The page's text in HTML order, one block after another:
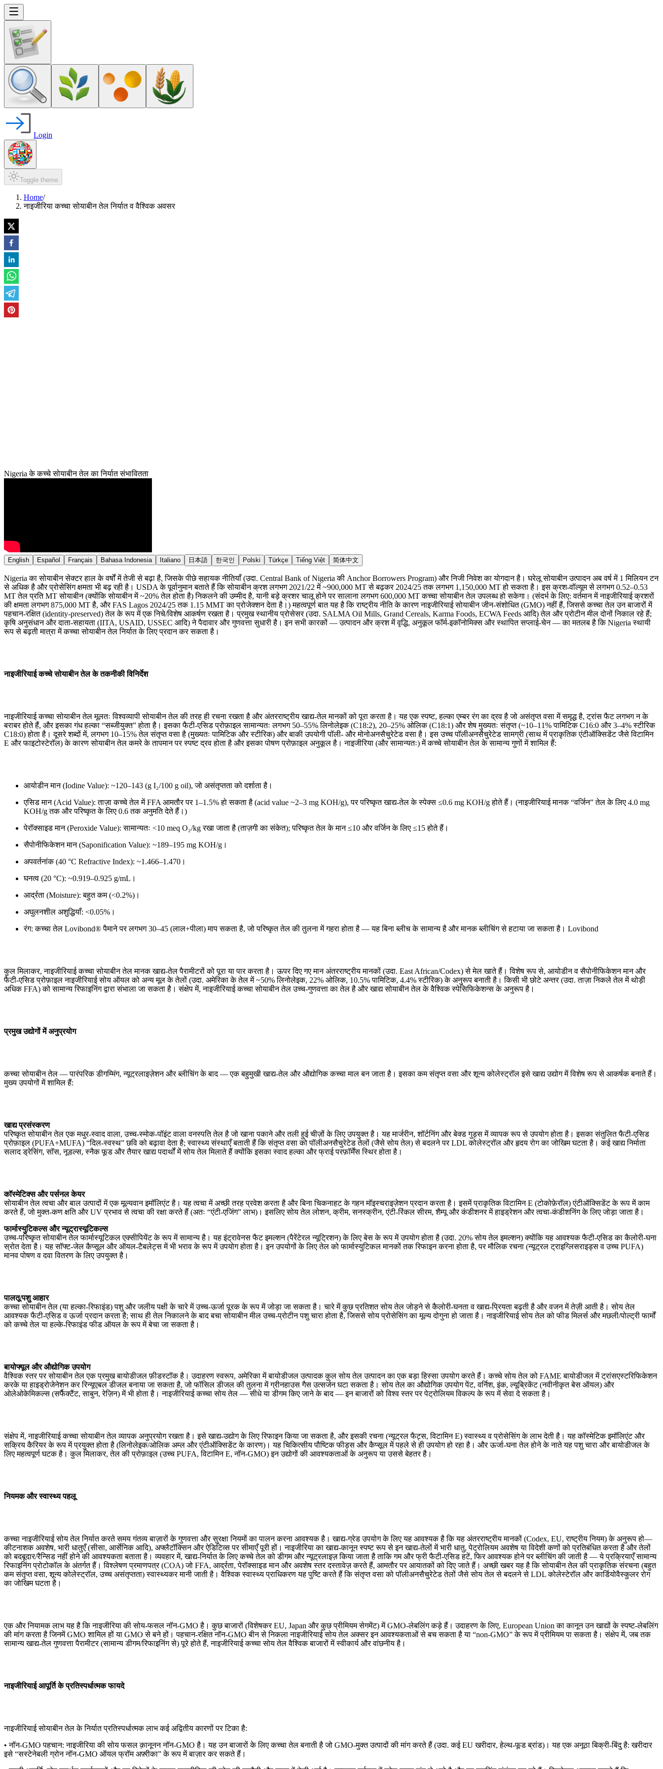
Login
Toggle theme
Home/
नाइजीरिया कच्चा सोयाबीन तेल निर्यात व वैश्विक अवसर
Nigeria के कच्चे सोयाबीन तेल का निर्यात संभावितता
English Español Français Bahasa Indonesia Italiano 日本語 한국인 Polski Türkçe Tiếng Việt 简体中文
Nigeria का सोयाबीन सेक्टर हाल के वर्षों में तेजी से बढ़ा है, जिसके पीछे सहायक नीतियाँ (उदा. Central Bank of Nigeria की Anchor Borrowers Program) और निजी निवेश का योगदान है। घरेलू सोयाबीन उत्पादन अब वर्ष में 1 मिलियन टन
से अधिक है और प्रोसेसिंग क्षमता भी बढ़ रही है। USDA के पूर्वानुमान बताते हैं कि सोयाबीन क्रश लगभग 2021/22 में ~900,000 MT से बढ़कर 2024/25 तक लगभग 1,150,000 MT हो सकता है। इस क्रश-वॉल्यूम से लगभग 0.52–0.53
MT तेल प्रति MT सोयाबीन (क्योंकि सोयाबीन में ~20% तेल होता है) निकलने की उम्मीद है, यानी बड़े क्रशर चालू होने पर सालाना लगभग 600,000 MT कच्चा सोयाबीन तेल उपलब्ध हो सकेगा। (संदर्भ के लिए: वर्तमान में नाइजीरियाई क्रशरों
की क्षमता लगभग 875,000 MT है, और FAS Lagos 2024/25 तक 1.15 MMT का प्रोजेक्शन देता है।) महत्वपूर्ण बात यह है कि राष्ट्रीय नीति के कारण नाइजीरियाई सोयाबीन जीन-संशोधित (GMO) नहीं हैं, जिससे कच्चा तेल उन बाजारों में
पहचान-रक्षित (identity-preserved) तेल के रूप में एक निचे/विशेष आकर्षण रखता है। प्रमुख स्थानीय प्रोसेसर (उदा. SALMA Oil Mills, Grand Cereals, Karma Foods, ECWA Feeds आदि) तेल और प्रोटीन मील दोनों निकाल रहे हैं;
कृषि अनुसंधान और दाता-सहायता (IITA, USAID, USSEC आदि) ने पैदावार और गुणवत्ता सुधारी है। इन सभी कारकों — उत्पादन और क्रश में वृद्धि, अनुकूल फॉर्म-इकॉनोमिक्स और स्थापित सप्लाई-चेन — का मतलब है कि Nigeria स्थायी
रूप से बढ़ती मात्रा में कच्चा सोयाबीन तेल निर्यात के लिए प्रदान कर सकता है।
नाइजीरियाई कच्चे सोयाबीन तेल के तकनीकी विनिर्देश
नाइजीरियाई कच्चा सोयाबीन तेल मूलतः विश्वव्यापी सोयाबीन तेल की तरह ही रचना रखता है और अंतरराष्ट्रीय खाद्य-तेल मानकों को पूरा करता है। यह एक स्पष्ट, हल्का एम्बर रंग का द्रव है जो असंतृप्त वसा में समृद्ध है, ट्रांस फैट लगभग न के
बराबर होते हैं, और इसका गंध हल्का “सब्जीयुक्त” होता है। इसका फैटी-एसिड प्रोफ़ाइल सामान्यतः लगभग 50–55% लिनोलेइक (C18:2), 20–25% ओलिक (C18:1) और शेष मुख्यतः संतृप्त (~10–11% पामिटिक C16:0 और 3–4% स्टीरिक
C18:0) होता है। दूसरे शब्दों में, लगभग 10–15% तेल संतृप्त वसा है (मुख्यतः पामिटिक और स्टीरिक) और बाकी उपयोगी पॉली- और मोनोअनसैचुरेटेड वसा है। इस उच्च पॉलीअनसैचुरेटेड सामग्री (साथ में प्राकृतिक एंटीऑक्सिडेंट जैसे विटामिन
E और फाइटोस्टेरॉल) के कारण सोयाबीन तेल कमरे के तापमान पर स्पष्ट द्रव होता है और इसका पोषण प्रोफ़ाइल अनुकूल है। नाइजीरिया (और सामान्यतः) में कच्चे सोयाबीन तेल के सामान्य गुणों में शामिल हैं:
आयोडीन मान (Iodine Value): ~120–143 (g I₂/100 g oil), जो असंतृप्तता को दर्शाता है।
एसिड मान (Acid Value): ताज़ा कच्चे तेल में FFA आमतौर पर 1–1.5% हो सकता है (acid value ~2–3 mg KOH/g), पर परिष्कृत खाद्य-तेल के स्पेक्स ≤0.6 mg KOH/g होते हैं। (नाइजीरियाई मानक “वर्जिन” तेल के लिए 4.0 mg
KOH/g तक और परिष्कृत के लिए 0.6 तक अनुमति देते हैं।)
पेरॉक्साइड मान (Peroxide Value): सामान्यतः <10 meq O₂/kg रखा जाता है (ताज़गी का संकेत); परिष्कृत तेल के मान ≤10 और वर्जिन के लिए ≤15 होते हैं।
सैपोनीफिकेशन मान (Saponification Value): ~189–195 mg KOH/g।
अपवर्तनांक (40 °C Refractive Index): ~1.466–1.470।
घनत्व (20 °C): ~0.919–0.925 g/mL।
आर्द्रता (Moisture): बहुत कम (<0.2%)।
अघुलनशील अशुद्धियाँ: <0.05%।
रंग: कच्चा तेल Lovibond® पैमाने पर लगभग 30–45 (लाल+पीला) माप सकता है, जो परिष्कृत तेल की तुलना में गहरा होता है — यह बिना ब्लीच के सामान्य है और मानक ब्लीचिंग से हटाया जा सकता है। Lovibond
कुल मिलाकर, नाइजीरियाई कच्चा सोयाबीन तेल मानक खाद्य-तेल पैरामीटरों को पूरा या पार करता है। ऊपर दिए गए मान अंतरराष्ट्रीय मानकों (उदा. East African/Codex) से मेल खाते हैं। विशेष रूप से, आयोडीन व सैपोनीफिकेशन मान और
फैटी-एसिड प्रोफ़ाइल नाइजीरियाई सोय ऑयल को अन्य मूल के तेलों (उदा. अमेरिका के तेल में ~50% लिनोलेइक, 22% ओलिक, 10.5% पामिटिक, 4.4% स्टीरिक) के अनुरूप बनाती है। किसी भी छोटे अन्तर (उदा. ताज़ा निकले तेल में थोड़ी
अधिक FFA) को सामान्य रिफाइनिंग द्वारा संभाला जा सकता है। संक्षेप में, नाइजीरियाई कच्चा सोयाबीन तेल उच्च-गुणवत्ता का तेल है और खाद्य सोयाबीन तेल के वैश्विक स्पेसिफिकेशन्स के अनुरूप है।
प्रमुख उद्योगों में अनुप्रयोग
कच्चा सोयाबीन तेल — पारंपरिक डीगम्मिंग, न्यूट्रलाइज़ेशन और ब्लीचिंग के बाद — एक बहुमुखी खाद्य-तेल और औद्योगिक कच्चा माल बन जाता है। इसका कम संतृप्त वसा और शून्य कोलेस्ट्रॉल इसे खाद्य उद्योग में विशेष रूप से आकर्षक बनाते हैं।
मुख्य उपयोगों में शामिल हैं:
खाद्य प्रसंस्करण
परिष्कृत सोयाबीन तेल एक मधुर-स्वाद वाला, उच्च-स्मोक-पॉइंट वाला वनस्पति तेल है जो खाना पकाने और तली हुई चीज़ों के लिए उपयुक्त है। यह मार्जरीन, शॉर्टनिंग और बेक्ड गुड्स में व्यापक रूप से उपयोग होता है। इसका संतुलित फैटी-एसिड
प्रोफ़ाइल (PUFA+MUFA) “दिल-स्वस्थ” छवि को बढ़ावा देता है; स्वास्थ्य संस्थाएँ बताती हैं कि संतृप्त वसा को पॉलीअनसैचुरेटेड तेलों (जैसे सोय तेल) से बदलने पर LDL कोलेस्ट्रॉल और हृदय रोग का जोखिम घटता है। कई खाद्य निर्माता
सलाद ड्रेसिंग, सॉस, नूडल्स, स्नैक फूड और तैयार खाद्य पदार्थों में सोय तेल मिलाते हैं क्योंकि इसका स्वाद हल्का और फ्राई परफ़ॉर्मेंस स्थिर होता है।
कॉस्मेटिक्स और पर्सनल केयर
सोयाबीन तेल त्वचा और बाल उत्पादों में एक मूल्यवान इमॉलिएंट है। यह त्वचा में अच्छी तरह प्रवेश करता है और बिना चिकनाहट के गहन मॉइस्चराइज़ेशन प्रदान करता है। इसमें प्राकृतिक विटामिन E (टोकोफ़ेरॉल) एंटीऑक्सिडेंट के रूप में काम
करते हैं, जो मुक्त-कण क्षति और UV प्रभाव से त्वचा की रक्षा करते हैं (अतः “एंटी-एजिंग” लाभ)। इसलिए सोय तेल लोशन, क्रीम, सनस्क्रीन, एंटी-रिंकल सीरम, शैम्पू और कंडीशनर में हाइड्रेशन और त्वचा-कंडीशनिंग के लिए जोड़ा जाता है।
फार्मास्युटिकल्स और न्यूट्रास्यूटिकल्स
उच्च-परिष्कृत सोयाबीन तेल फार्मास्यूटिकल एक्सीपियेंट के रूप में सामान्य है। यह इंट्रावेनस फैट इमल्शन (पैरेंटेरल न्यूट्रिशन) के लिए बेस के रूप में उपयोग होता है (उदा. 20% सोय तेल इमल्शन) क्योंकि यह आवश्यक फैटी-एसिड का कैलोरी-घना
स्रोत देता है। यह सॉफ्ट-जेल कैप्सूल और ऑयल-टैबलेट्स में भी भराव के रूप में उपयोग होता है। इन उपयोगों के लिए तेल को फार्मास्युटिकल मानकों तक रिफाइन करना होता है, पर मौलिक रचना (न्यूट्रल ट्राइग्लिसराइड्स व उच्च PUFA)
मानव पोषण व दवा वितरण के लिए उपयुक्त है।
पालतू/पशु आहार
कच्चा सोयाबीन तेल (या हल्का-रिफाइंड) पशु और जलीय पक्षी के चारे में उच्च-ऊर्जा पूरक के रूप में जोड़ा जा सकता है। चारे में कुछ प्रतिशत सोय तेल जोड़ने से कैलोरी-घनता व खाद्य-प्रियता बढ़ती है और वजन में तेज़ी आती है। सोय तेल
आवश्यक फैटी-एसिड व ऊर्जा प्रदान करता है; साथ ही तेल निकालने के बाद बचा सोयाबीन मील उच्च-प्रोटीन पशु चारा होता है, जिससे सोय प्रोसेसिंग का मूल्य दोगुना हो जाता है। नाइजीरियाई सोय तेल को फीड मिलर्स और मछली/पोल्ट्री फार्मों
को कच्चे तेल या हल्के-रिफाइंड फीड ऑयल के रूप में बेचा जा सकता है।
बायोफ्यूल और औद्योगिक उपयोग
वैश्विक स्तर पर सोयाबीन तेल एक प्रमुख बायोडीजल फ़ीडस्टॉक है। उदाहरण स्वरूप, अमेरिका में बायोडीजल उत्पादक कुल सोय तेल उत्पादन का एक बड़ा हिस्सा उपयोग करते हैं। कच्चे सोय तेल को FAME बायोडीजल में ट्रांसएस्टरिफिकेशन
करके या हाइड्रोजेनेशन कर रिन्यूएबल डीजल बनाया जा सकता है, जो फॉसिल डीजल की तुलना में ग्रीनहाउस गैस उत्सर्जन घटा सकता है। सोय तेल का औद्योगिक उपयोग पेंट, वर्निश, इंक, ल्यूब्रिकेंट (नवीनीकृत बेस ऑयल) और
ओलेओकेमिकल्स (सर्फैक्टैंट, साबुन, रेज़िन) में भी होता है। नाइजीरियाई कच्चा सोय तेल — सीधे या डीगम किए जाने के बाद — इन बाजारों को विश्व स्तर पर पेट्रोलियम विकल्प के रूप में सेवा दे सकता है।
संक्षेप में, नाइजीरियाई कच्चा सोयाबीन तेल व्यापक अनुप्रयोग रखता है। इसे खाद्य-उद्योग के लिए रिफाइन किया जा सकता है, और इसकी रचना (न्यूट्रल फैट्स, विटामिन E) स्वास्थ्य व प्रोसेसिंग के लाभ देती है। यह कॉस्मेटिक इमॉलिएंट और
सक्रिय कैरियर के रूप में प्रयुक्त होता है (लिनोलेइक/ओलिक अम्ल और एंटीऑक्सिडेंट के कारण)। यह चिकित्सीय पौष्टिक फीड्स और कैप्सूल में पहले से ही उपयोग हो रहा है। और ऊर्जा-घना तेल होने के नाते यह पशु चारा और बायोडीजल के
लिए महत्वपूर्ण घटक है। कुल मिलाकर, तेल की प्रोफ़ाइल (उच्च PUFA, विटामिन E, नॉन-GMO) इन उद्योगों की आवश्यकताओं के अनुरूप या उससे बेहतर है।
नियमक और स्वास्थ्य पहलू
कच्चा नाइजीरियाई सोय तेल निर्यात करते समय गंतव्य बाज़ारों के गुणवत्ता और सुरक्षा नियमों का पालन करना आवश्यक है। खाद्य-ग्रेड उपयोग के लिए यह आवश्यक है कि यह अंतरराष्ट्रीय मानकों (Codex, EU, राष्ट्रीय नियम) के अनुरूप हो—
कीटनाशक अवशेष, भारी धातुएँ (सीसा, आर्सेनिक आदि), अफ्लैटॉक्सिन और ऐडिटिव्स पर सीमाएँ पूरी हों। नाइजीरिया का खाद्य-कानून स्पष्ट रूप से इन खाद्य-तेलों में भारी धातु, पेट्रोलियम अवशेष या विदेशी कणों को प्रतिबंधित करता है और तेलों
को बदबूदार/रैन्सिड नहीं होने की आवश्यकता बताता है। व्यवहार में, खाद्य-निर्यात के लिए कच्चे तेल को डीगम और न्यूट्रलाइज़ किया जाता है ताकि गम और फ्री फैटी-एसिड हटें, फिर आवश्यक होने पर ब्लीचिंग की जाती है — ये प्रक्रियाएँ सामान्य
रिफाइनिंग प्रोटोकॉल के अंतर्गत हैं। विश्लेषण प्रमाणपत्र (COA) जो FFA, आर्द्रता, पेरॉक्साइड मान और अवशेष स्तर दस्तावेज़ करते हैं, आमतौर पर आयातकों को दिए जाते हैं। अच्छी खबर यह है कि सोयाबीन तेल की प्राकृतिक संरचना (बहुत
कम संतृप्त वसा, शून्य कोलेस्ट्रॉल, उच्च असंतृप्तता) स्वास्थ्यकर मानी जाती है। वैश्विक स्वास्थ्य प्राधिकरण यह पुष्टि करते हैं कि संतृप्त वसा को पॉलीअनसैचुरेटेड तेलों जैसे सोय तेल से बदलने से LDL कोलेस्टेरॉल और कार्डियोवैस्कुलर रोग
का जोखिम घटता है।
एक और नियामक लाभ यह है कि नाइजीरिया की सोय-फसल नॉन-GMO है। कुछ बाजारों (विशेषकर EU, Japan और कुछ प्रीमियम सेगमेंट) में GMO-लेबलिंग कड़े हैं। उदाहरण के लिए, European Union का कानून उन खाद्यों के स्पष्ट-लेबलिंग
की मांग करता है जिनमें GMO शामिल हों या GMO से बने हों। पहचान-रक्षित नॉन-GMO बीन से निकला नाइजीरियाई सोय तेल अक्सर इन आवश्यकताओं से बच सकता है या “non-GMO” के रूप में प्रीमियम पा सकता है। संक्षेप में, जब तक
सामान्य खाद्य-तेल गुणवत्ता पैरामीटर (सामान्य डीगम/रिफाइनिंग से) पूरे होते हैं, नाइजीरियाई कच्चा सोय तेल वैश्विक बाजारों में स्वीकार्य और वांछनीय है।
नाइजीरियाई आपूर्ति के प्रतिस्पर्धात्मक फायदे
नाइजीरियाई सोयाबीन तेल के निर्यात प्रतिस्पर्धात्मक लाभ कई अद्वितीय कारणों पर टिका है:
• नॉन-GMO पहचान: नाइजीरिया की सोय फसल क़ानूनन नॉन-GMO है। यह उन बाजारों के लिए कच्चा तेल बनाती है जो GMO-मुक्त उत्पादों की मांग करते हैं (उदा. कई EU खरीदार, हेल्थ-फूड ब्रांड)। यह एक अनूठा बिक्री-बिंदु है: खरीदार
इसे “सस्टेनेबली ग्रोन नॉन-GMO ऑयल फ्रॉम अफ़्रीका” के रूप में बाज़ार कर सकते हैं।